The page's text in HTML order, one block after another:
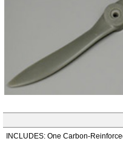
INCLUDES: One Carbon-